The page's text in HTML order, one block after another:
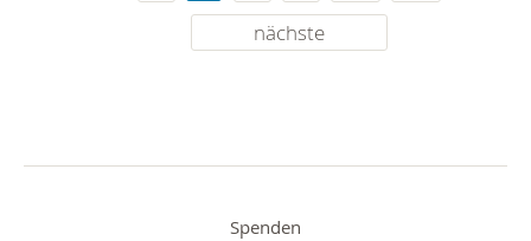
nächste
Spenden